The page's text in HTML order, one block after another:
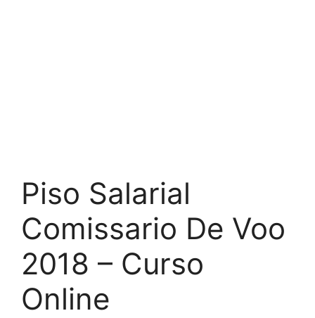
Piso Salarial
Comissario De Voo
2018 – Curso
Online